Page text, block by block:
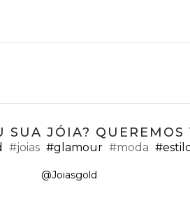
SUA JÓIA? QUEREMOS
#joias #glamour #moda
@Joiasgold